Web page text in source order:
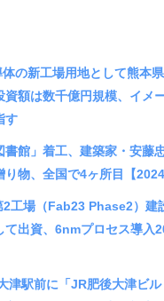
体の新工場用地として熊本
資額は数千億円規模、イメ
す
書館」着工、建築家・安藤
物、全国で4ヶ所目【2024
工場（Fab23 Phase2）建
て出資、6nmプロセス導入
津駅前に「JR肥後大津ビル